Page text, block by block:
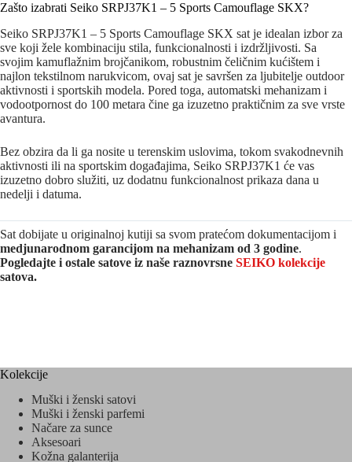
Zašto izabrati Seiko SRPJ37K1 – 5 Sports Camouflage SKX?
Seiko SRPJ37K1 – 5 Sports Camouflage SKX sat je idealan izbor za
sve koji žele kombinaciju stila, funkcionalnosti i izdržljivosti. Sa
svojim kamuflažnim brojčanikom, robustnim čeličnim kućištem i
najlon tekstilnom narukvicom, ovaj sat je savršen za ljubitelje outdoor
aktivnosti i sportskih modela. Pored toga, automatski mehanizam i
vodootpornost do 100 metara čine ga izuzetno praktičnim za sve vrste
avantura.
Bez obzira da li ga nosite u terenskim uslovima, tokom svakodnevnih
aktivnosti ili na sportskim događajima, Seiko SRPJ37K1 će vas
izuzetno dobro služiti, uz dodatnu funkcionalnost prikaza dana u
nedelji i datuma.
Sat dobijate u originalnoj kutiji sa svom pratećom dokumentacijom i
medjunarodnom garancijom na mehanizam od 3 godine.
Pogledajte i ostale satove iz naše raznovrsne SEIKO kolekcije
satova.
Kolekcije
Muški i ženski satovi
Muški i ženski parfemi
Načare za sunce
Aksesoari
Kožna galanterija